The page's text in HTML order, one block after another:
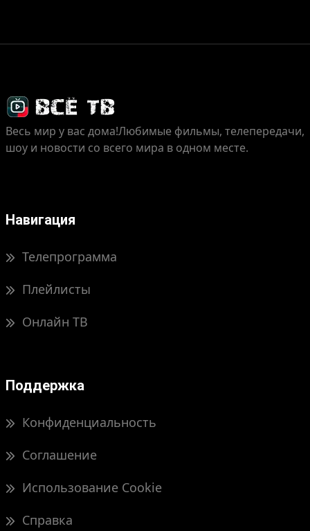
Весь мир у вас дома!Любимые фильмы, телепередачи,
шоу и новости со всего мира в одном месте.
Навигация
Телепрограмма
Плейлисты
Онлайн ТВ
Поддержка
Конфиденциальность
Соглашение
Использование Cookie
Справка